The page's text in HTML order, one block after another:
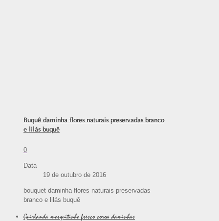
Buquê daminha flores naturais preservadas branco
e lilás buquê
0
Data
19 de outubro de 2016
bouquet daminha flores naturais preservadas
branco e lilás buquê
Guirlanda mosquitinho fresco coroa daminhas